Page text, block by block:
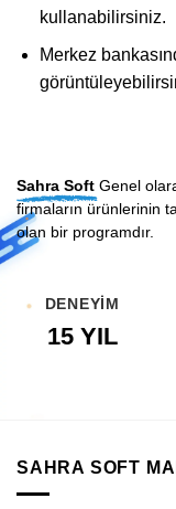
kullanabilirsiniz.
Merkez
Sahra Soft Genel
firmaların ürünlerinin
olan bir programdır.
DENEYİM
15YIL
SAHRA SOFT